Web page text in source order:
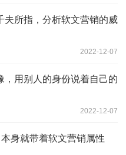
夫所指，分析软文营销的威
2022-12-07
，用别人的身份说着自己的
2022-12-07
本身就带着软文营销属性